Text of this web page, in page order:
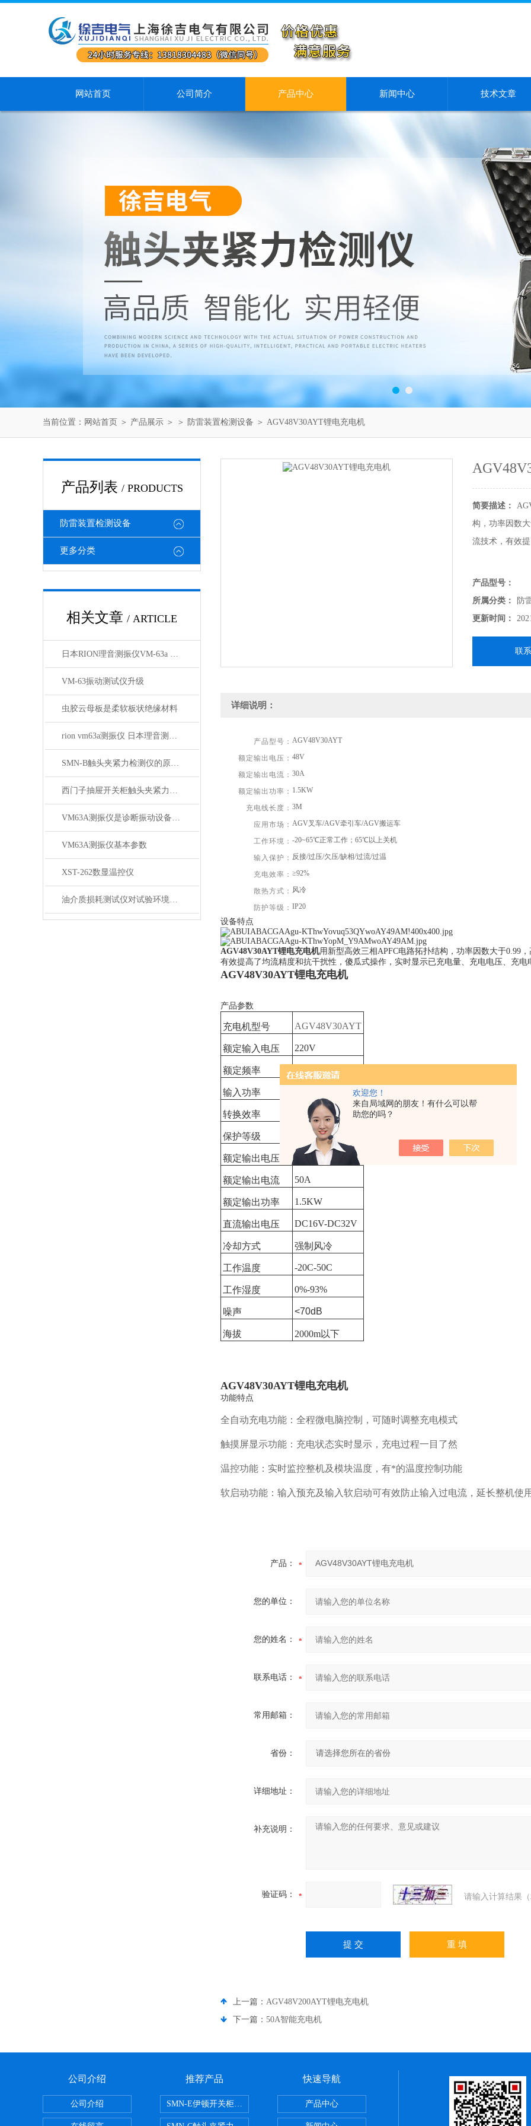
欢迎您！
来自局域网的朋友！有什么可以帮
助您的吗？
网站首页 公司简介 产品中心 新闻中心 技术文章
当前位置： 网站首页 ＞ 产品展示 ＞ ＞ 防雷装置检测设备 ＞ AGV48V30AYT锂电充电机
产品列表 / PRODUCTS
防雷装置检测设备
更多分类
相关文章 / ARTICLE
日本RION理音测振仪VM-63a vm63a测振仪技术参数
VM-63振动测试仪升级
虫胶云母板是柔软板状绝缘材料
rion vm63a测振仪 日本理音测振仪VM63A新型
SMN-B触头夹紧力检测仪的原理与应用
西门子抽屉开关柜触头夹紧力检测仪的组成部分
VM63A测振仪是诊断振动设备的贴心管家
VM63A测振仪基本参数
XST-262数显温控仪
油介质损耗测试仪对试验环境实时进行检测
简要描述：
构，功率因数
流技术，有效
产品型号：
所属分类：
防
更新时间：
联
详细说明：
产品型号： AGV48V30AYT
额定输出电压： 48V
额定输出电流： 30A
额定输出功率： 1.5KW
充电线长度： 3M
应用市场： AGV叉车/AGV牵引车/AGV搬运车
工作环境： -20~65℃正常工作；65℃以上关机
输入保护： 反接/过压/欠压/缺相/过流/过温
充电效率： ≥92%
散热方式： 风冷
防护等级： IP20
设备特点
AGV48V30AYT锂电充电机用新型高效三相APFC电路拓扑结构，功率因数大于0.99
有效提高了均流精度和抗干扰性，傻瓜式操作，实时显示已充电量、充电电压、充
AGV48V30AYT锂电充电机
产品参数
充电机型号 AGV48V30AYT
额定输入电压 220V
额定频率 50HZ/60HZ
输入功率
转换效率 ≥92%
保护等级 ≥IP20
额定输出电压 24V
额定输出电流 50A
额定输出功率 1.5KW
直流输出电压 DC16V-DC32V
冷却方式 强制风冷
工作温度 -20C-50C
工作湿度 0%-93%
噪声 <70dB
海拔 2000m以下
AGV48V30AYT锂电充电机
功能特点
全自动充电功能：全程微电脑控制，可随时调整充电模式
触摸屏显示功能：充电状态实时显示，充电过程一目了然
温控功能：实时监控整机及模块温度，有*的温度控制功能
软启动功能：输入预充及输入软启动可有效防止输入过电流，延长整机使
产品：
您的单位：
您的姓名：
联系电话：
常用邮箱：
省份：
详细地址：
补充说明：
验证码： 请输入计算结果
上一篇： AGV48V200AYT锂电充电机
下一篇： 50A智能充电机
公司介绍
公司介绍
推荐产品
SMN-E伊顿开关柜触头夹紧力检测仪
快速导航
产品中心